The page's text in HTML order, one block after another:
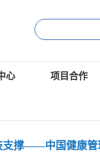
心 项目合作
支撑——中国健康管